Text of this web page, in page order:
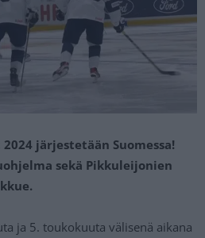
järjestetään Suomessa!
sekä Pikkuleijonien
ja 5. toukokuuta välisenä aikana